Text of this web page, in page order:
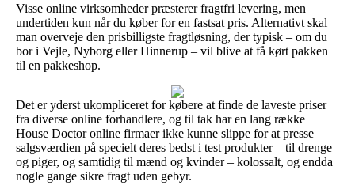
Visse online virksomheder præsterer fragtfri levering, men
undertiden kun når du køber for en fastsat pris. Alternativt skal
man overveje den prisbilligste fragtløsning, der typisk – om du
bor i Vejle, Nyborg eller Hinnerup – vil blive at få kørt pakken
til en pakkeshop.
Det er yderst ukompliceret for købere at finde de laveste priser
fra diverse online forhandlere, og til tak har en lang række
House Doctor online firmaer ikke kunne slippe for at presse
salgsværdien på specielt deres bedst i test produkter – til drenge
og piger, og samtidig til mænd og kvinder – kolossalt, og endda
nogle gange sikre fragt uden gebyr.